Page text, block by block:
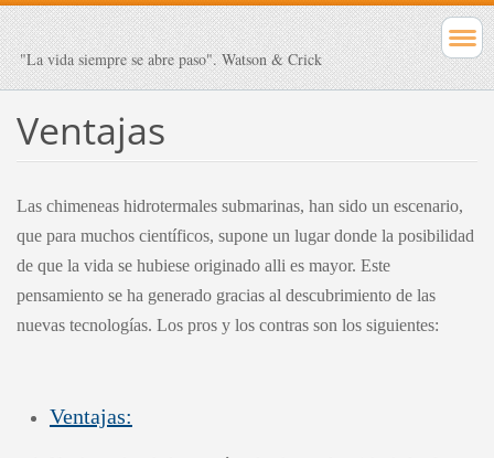
"La vida siempre se abre paso". Watson & Crick
Ventajas
Las chimeneas hidrotermales submarinas, han sido un escenario,
que para muchos científicos, supone un lugar donde la posibilidad
de que la vida se hubiese originado alli es mayor. Este
pensamiento se ha generado gracias al descubrimiento de las
nuevas tecnologías. Los pros y los contras son los siguientes:
Ventajas: